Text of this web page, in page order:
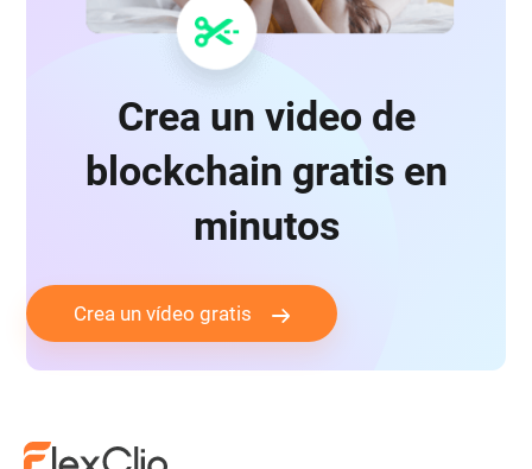
Crea un video de
blockchain gratis en
minutos
Crea un vídeo gratis